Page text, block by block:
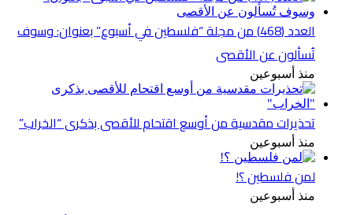
العدد (468) من مجلة “فلسطين في أسبوع” بعنوان: وسوف
تُسألون عن الأقصى
منذ أسبوعين
تحذيرات مقدسية من أوسع اقتحام للأقصى بذكرى “الخراب”
منذ أسبوعين
لمن فلسطين ؟!
منذ أسبوعين